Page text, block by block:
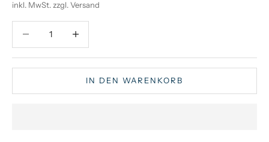
inkl. MwSt. zzgl. Versand
IN DEN WARENKORB